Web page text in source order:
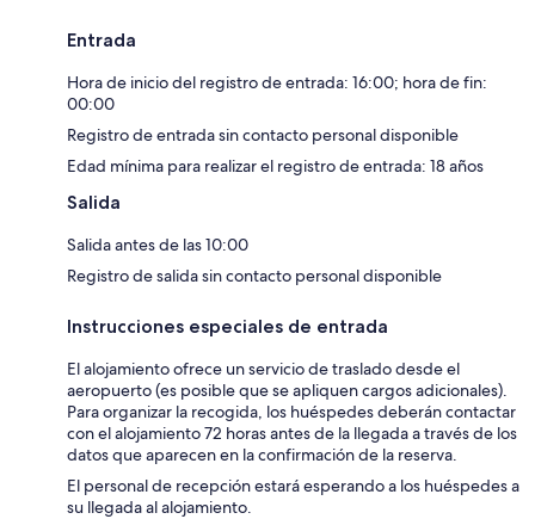
Entrada
Hora de inicio del registro de entrada: 16:00; hora de fin:
00:00
Registro de entrada sin contacto personal disponible
Edad mínima para realizar el registro de entrada: 18 años
Salida
Salida antes de las 10:00
Registro de salida sin contacto personal disponible
Instrucciones especiales de entrada
El alojamiento ofrece un servicio de traslado desde el
aeropuerto (es posible que se apliquen cargos adicionales).
Para organizar la recogida, los huéspedes deberán contactar
con el alojamiento 72 horas antes de la llegada a través de los
datos que aparecen en la confirmación de la reserva.
El personal de recepción estará esperando a los huéspedes a
su llegada al alojamiento.